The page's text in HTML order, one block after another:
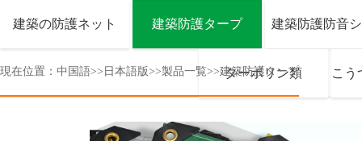
建築の防護ネット 建築防護タープ 建築防護防音
ターボリン類 こう
現在位置： 中国語>> 日本語版>>製品一覧>>建築防護タープ